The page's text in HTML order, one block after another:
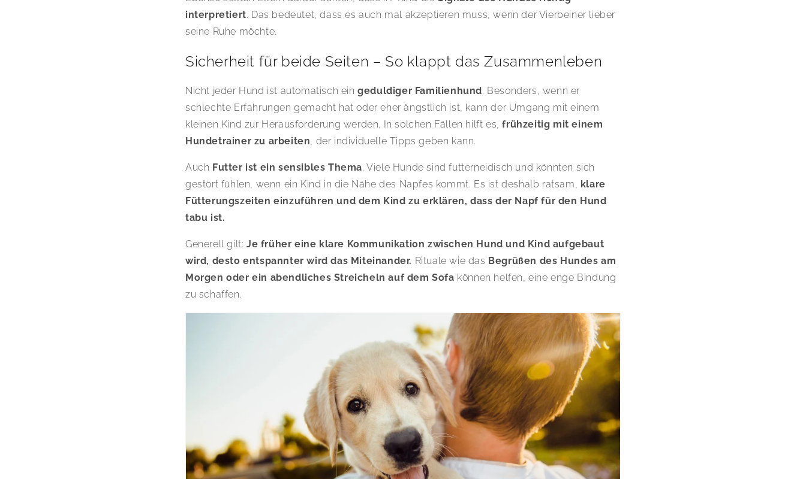
interpretiert. Das bedeutet, dass es auch mal akzeptieren muss, wenn der Vierbeiner lieber
seine Ruhe möchte.
Sicherheit für beide Seiten – So klappt das Zusammenleben
Nicht jeder Hund ist automatisch eingeduldiger Familienhund. Besonders, wenn er
schlechte Erfahrungen gemacht hat oder eher ängstlich ist, kann der Umgang mit einem
kleinen Kind zur Herausforderung werden. In solchen Fällen hilft es,frühzeitig mit einem
Hundetrainer zu arbeiten, der individuelle Tipps geben kann.
Auch Futter ist ein sensibles Thema. Viele Hunde sind futterneidisch und könnten sich
gestört fühlen, wenn ein Kind in die Nähe des Napfes kommt. Es ist deshalb ratsam, klare
Fütterungszeiten einzuführen und dem Kind zu erklären, dass der Napf für den Hund
tabu ist.
Generell gilt: Je früher eine klare Kommunikation zwischen Hund und Kind aufgebaut
wird, desto entspannter wird das Miteinander. Rituale wie das Begrüßen des Hundes am
Morgen oder ein abendliches Streicheln auf dem Sofa können helfen, eine enge Bindung
zu schaffen.